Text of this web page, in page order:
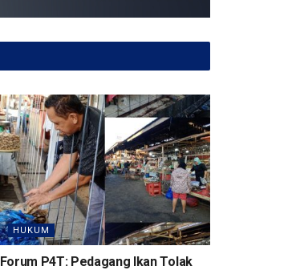
HUKUM
Forum P4T: Pedagang Ikan Tolak